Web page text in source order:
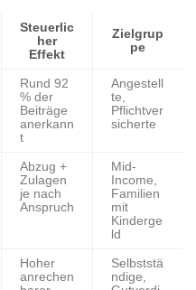
Steuerlic
her
Effekt
Zielgrup
pe
Rund 92
% der
Beiträge
anerkann
t
Angestell
te,
Pflichtver
sicherte
Abzug +
Zulagen
je nach
Anspruch
Mid-
Income,
Familien
mit
Kinderge
ld
Hoher
anrechen
Selbststä
ndige,